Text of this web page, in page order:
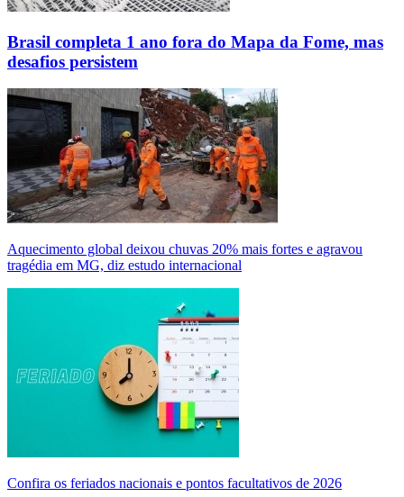
Brasil completa 1 ano fora do Mapa da Fome, mas
desafios persistem
Aquecimento global deixou chuvas 20% mais fortes e agravou
tragédia em MG, diz estudo internacional
Confira os feriados nacionais e pontos facultativos de 2026